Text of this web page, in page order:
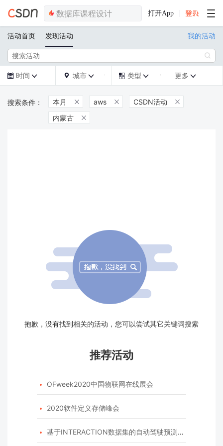
打开App
活动首页 发现活动 我的活动

 时间   城市   类型  更多 
本月  aws  CSDN活动 
内蒙古 
抱歉，没有找到相关的活动，您可以尝试其它关键词搜索
推荐活动
 OFweek2020中国物联网在线展会
 2020软件定义存储峰会
 基于INTERACTION数据集的自动驾驶预测模型挑战赛